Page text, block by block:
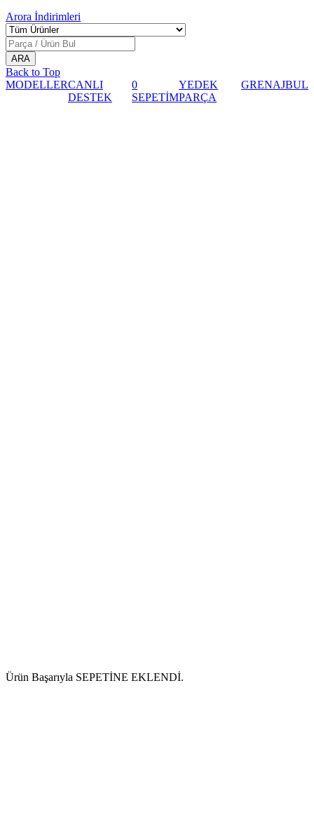
Arora İndirimleri
Back to Top
MODELLERCANLI
DESTEK
0
SEPETİM
YEDEK
PARÇA
GRENAJBUL
Ürün Başarıyla SEPETİNE EKLENDİ.